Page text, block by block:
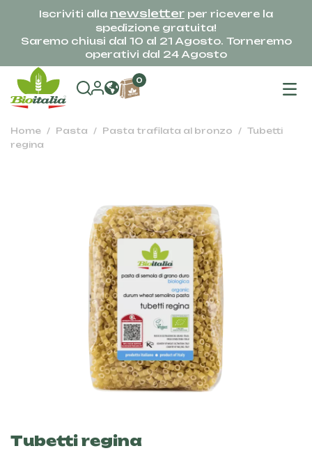
Iscriviti alla newsletter per ricevere la
spedizione gratuita!
Saremo chiusi dal 10 al 21 Agosto. Torneremo
operativi dal 24 Agosto
0
Home Pasta Pasta trafilata al bronzo
Tubetti
regina
Tubetti regina